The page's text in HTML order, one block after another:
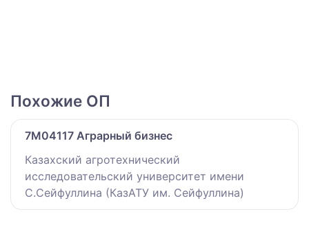
Похожие ОП
7M04117 Аграрный бизнес
Казахский агротехнический
исследовательский университет имени
С.Сейфуллина (КазАТУ им. Сейфуллина)